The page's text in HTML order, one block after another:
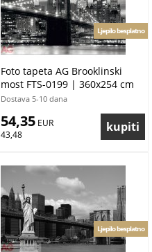
Foto tapeta AG Brooklinski
most FTS-0199 | 360x254 cm
Ljepilo besplatno
Dostava 5-10 dana
54,35 EUR
43,48
Ljepilo besplatno